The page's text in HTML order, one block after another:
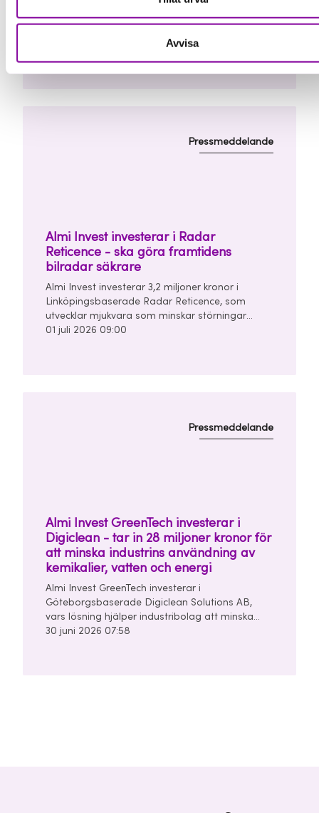
Avvisa
Stockholmsbaserade Caplyzer AB, som
vätgas. Investeringen görs tillsammans med Trio
Impact Invest, UU Invest och affärsänglar i en
finansieringsrunda om totalt 7 miljoner kronor.
Almi Invest investerar i Radar
Reticence - ska göra framtidens
bilradar säkrare
Pressmeddelande
Almi Invest investerar 3,2 miljoner kronor i
Linköpingsbaserade Radar Reticence, som
utvecklar mjukvara som minskar störningar
mellan bilars radarsystem. Investeringen görs
01 juli 2026 09:00
Almi Invest GreenTech investerar i
Digiclean - tar in 28 miljoner kronor för
att minska industrins användning av
kemikalier, vatten och energi
Pressmeddelande
Almi Invest GreenTech investerar i
Göteborgsbaserade Digiclean Solutions AB,
vars lösning hjälper industribolag att minska
användningen av kemikalier, vatten och energi i
30 juni 2026 07:58